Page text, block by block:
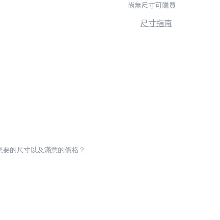
尚無尺寸可購買
尺寸指南
要的尺寸以及滿意的價格？